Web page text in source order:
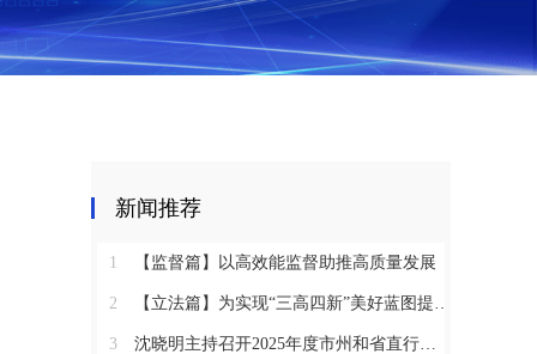
新闻推荐
1 【监督篇】以高效能监督助推高质量发展
2 【立法篇】为实现“三高四新”美好蓝图提供坚实法治保障
3 沈晓明主持召开2025年度市州和省直行业系统党（工）委书记抓基层党建工作述职评议会议